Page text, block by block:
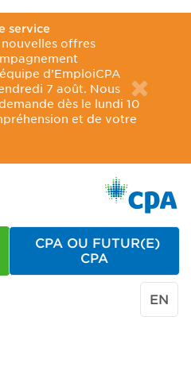
service
nouvelles offres
d’EmploiCPA
7 août. Nous
dès le lundi 10
et de votre
CPA OU FUTUR(E)
CPA
EN